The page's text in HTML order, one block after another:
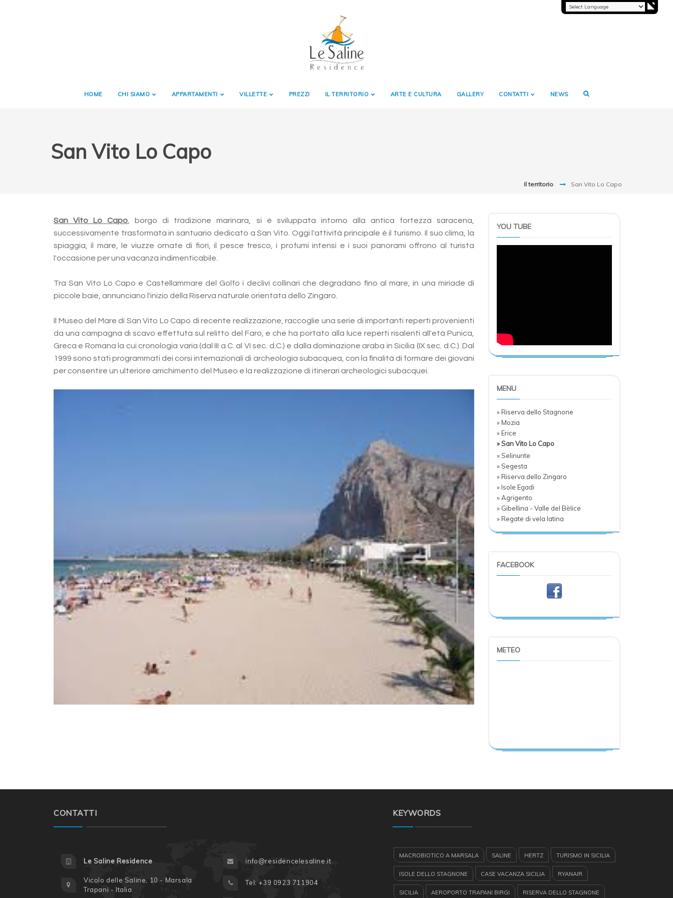
HOME CHI SIAMO APPARTAMENTI VILLETTE PREZZI IL TERRITORIO ARTE E CULTURA GALLERY CONTATTI NEWS
San Vito Lo Capo
Il territorio San Vito Lo Capo
San Vito Lo Capo , borgo di tradizione marinara, si è sviluppata intorno alla antica fortezza saracena,
successivamente trasformata in santuario dedicato a San Vito. Oggi l'attività principale è il turismo. Il suo clima, la
spiaggia, il mare, le viuzze ornate di fiori, il pesce fresco, i profumi intensi e i suoi panorami offrono al turista
l'occasione per una vacanza indimenticabile.
Tra San Vito Lo Capo e Castellammare del Golfo i declivi collinari che degradano fino al mare, in una miriade di
piccole baie, annunciano l'inizio della Riserva naturale orientata dello Zingaro.
Il Museo del Mare di San Vito Lo Capo di recente realizzazione, raccoglie una serie di importanti reperti provenienti
da una campagna di scavo effettuta sul relitto del Faro, e che ha portato alla luce reperti risalenti all'età Punica,
Greca e Romana la cui cronologia varia (dal III a.C. al VI sec. d.C.) e dalla dominazione araba in Sicilia (IX sec. d.C.). Dal
1999 sono stati programmati dei corsi internazionali di archeologia subacquea, con la finalità di formare dei giovani
per consentire un ulteriore arrichimento del Museo e la realizzazione di itinerari archeologici subacquei.
YOU TUBE
MENU
» Riserva dello Stagnone
» Mozia
» Erice
» San Vito Lo Capo
» Selinunte
» Segesta
» Riserva dello Zingaro
» Isole Egadi
» Agrigento
» Gibellina - Valle del Bèlice
» Regate di vela latina
FACEBOOK
METEO
CONTATTI
Le Saline Residence
Vicolo delle Saline, 10 - Marsala
Trapani - Italia
info@residencelesaline.it
Tel: +39 0923 711904
KEYWORDS
MACROBIOTICO A MARSALA SALINE HERTZ TURISMO IN SICILIA
ISOLE DELLO STAGNONE CASE VACANZA SICILIA RYANAIR
SICILIA AEROPORTO TRAPANI BIRGI RISERVA DELLO STAGNONE